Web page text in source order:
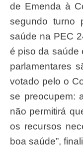
de Emenda à
segundo turno
saúde na PEC
é piso da saúde
parlamentares
votado pelo o
se preocupem:
não permitirá
os recursos
boa saúde”,